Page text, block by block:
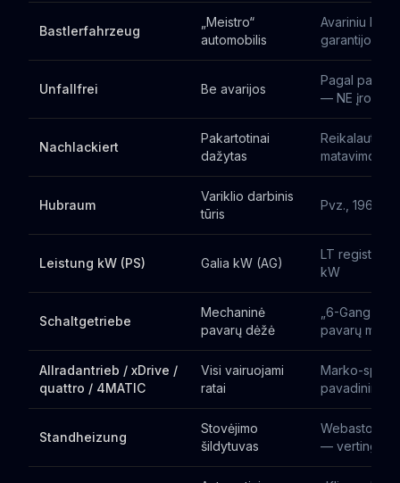
Bastlerfahrzeug
„Meistro“
automobilis
Avariniu
garantijos
Unfallfrei Be avarijos
Pagal
— NE
Nachlackiert
Pakartotinai
dažytas
Reikalauti
matavimo
Hubraum
Variklio darbinis
tūris
Pvz., 1968
Leistung kW (PS) Galia kW (AG)
LT
kW
Schaltgetriebe
Mechaninė
pavarų dėžė
„6-Gang
pavarų mech.
Allradantrieb / xDrive /
quattro / 4MATIC
Visi vairuojami
ratai
Marko-
pavadinimas
Standheizung
Stovėjimo
šildytuvas
Webasto/
— vertinga